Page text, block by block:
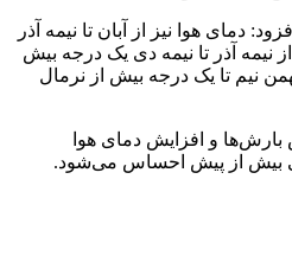
دمای هوا نیز از آبان تا نیمه آذر
نیمه آذر تا نیمه دی یک درجه بیش
نیم تا یک درجه بیش از نرمال
بارش‌ها و افزایش دمای هوا
بیش از پیش احساس می‌شود.